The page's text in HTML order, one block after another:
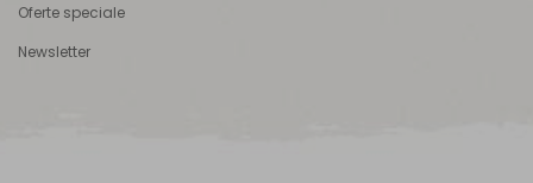
Oferte speciale
Newsletter